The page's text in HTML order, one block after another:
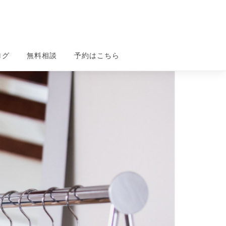
グ 無料相談 予約はこちら